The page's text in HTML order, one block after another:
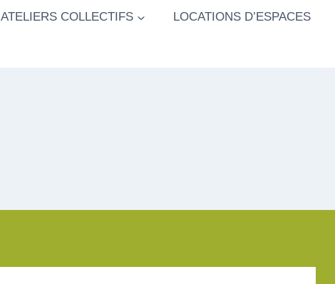
ATELIERS COLLECTIFS LOCATIONS D’ESPACES